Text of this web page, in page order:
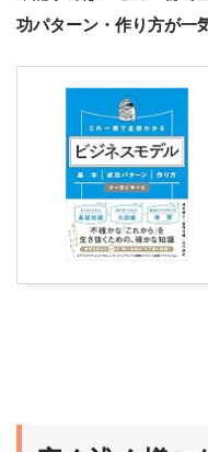
功パターン・作り方が一